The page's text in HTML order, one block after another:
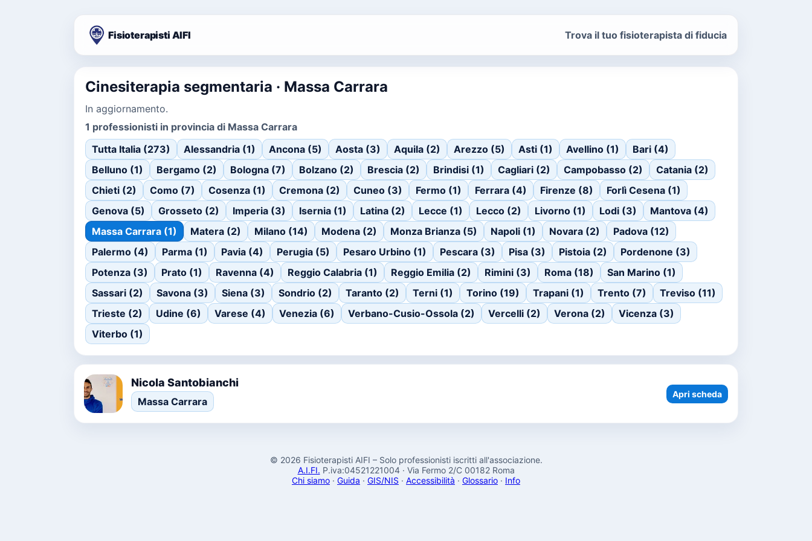
Fisioterapisti AIFI Trova il tuo fisioterapista di fiducia
Cinesiterapia segmentaria · Massa Carrara
In aggiornamento.
1 professionisti in provincia di Massa Carrara
Tutta Italia (273)
Alessandria (1) Ancona (5) Aosta (3) Aquila (2) Arezzo (5) Asti (1) Avellino (1)
Bari (4)
Belluno (1)
Bergamo (2) Bologna (7) Bolzano (2) Brescia (2) Brindisi (1) Cagliari (2) Campobasso (2)
Catania (2)
Chieti (2)
Como (7) Cosenza (1) Cremona (2) Cuneo (3) Fermo (1) Ferrara (4) Firenze (8)
Forlì Cesena (1)
Genova (5)
Grosseto (2) Imperia (3) Isernia (1) Latina (2) Lecce (1) Lecco (2) Livorno (1) Lodi (3)
Mantova (4)
Massa Carrara (1)
Matera (2) Milano (14) Modena (2) Monza Brianza (5) Napoli (1) Novara (2)
Padova (12)
Palermo (4)
Parma (1) Pavia (4) Perugia (5) Pesaro Urbino (1) Pescara (3) Pisa (3) Pistoia (2)
Pordenone (3)
Potenza (3)
Prato (1) Ravenna (4) Reggio Calabria (1) Reggio Emilia (2) Rimini (3) Roma (18)
San Marino (1)
Sassari (2)
Savona (3) Siena (3) Sondrio (2) Taranto (2) Terni (1) Torino (19) Trapani (1) Trento (7)
Treviso (11)
Trieste (2)
Udine (6) Varese (4) Venezia (6) Verbano-Cusio-Ossola (2) Vercelli (2) Verona (2)
Vicenza (3)
Viterbo (1)
Nicola Santobianchi
Massa Carrara
Apri scheda
© 2026 Fisioterapisti AIFI – Solo professionisti iscritti all'associazione.
A.I.FI. P.iva:04521221004 · Via Fermo 2/C 00182 Roma
Chi siamo · Guida · GIS/NIS · Accessibilità · Glossario · Info